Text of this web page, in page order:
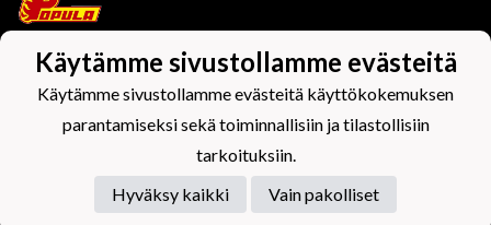
Tietosuojaseloste
Powered by
Käytämme sivustollamme evästeitä
Käytämme sivustollamme evästeitä käyttökokemuksen
parantamiseksi sekä toiminnallisiin ja tilastollisiin
tarkoituksiin.
Hyväksy kaikki
Vain pakolliset